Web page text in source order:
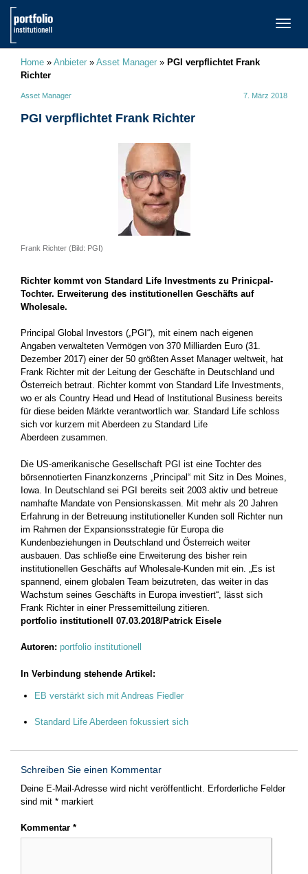
Home » Anbieter » Asset Manager » PGI verpflichtet Frank
Richter
Asset Manager 7. März 2018
PGI verpflichtet Frank Richter
Frank Richter (Bild: PGI)
Richter kommt von Standard Life Investments zu Prinicpal-
Tochter. Erweiterung des institutionellen Geschäfts auf
Wholesale.
Principal Global Investors („PGI“), mit einem nach eigenen
Angaben verwalteten Vermögen von 370 Milliarden Euro (31.
Dezember 2017) einer der 50 größten Asset Manager weltweit, hat
Frank Richter mit der Leitung der Geschäfte in Deutschland und
Österreich betraut. Richter kommt von Standard Life Investments,
wo er als Country Head und Head of Institutional Business bereits
für diese beiden Märkte verantwortlich war. Standard Life schloss
sich vor kurzem mit Aberdeen zu Standard Life
Aberdeen zusammen.
Die US-amerikanische Gesellschaft PGI ist eine Tochter des
börsennotierten Finanzkonzerns „Principal“ mit Sitz in Des Moines,
Iowa. In Deutschland sei PGI bereits seit 2003 aktiv und betreue
namhafte Mandate von Pensionskassen. Mit mehr als 20 Jahren
Erfahrung in der Betreuung institutioneller Kunden soll Richter nun
im Rahmen der Expansionsstrategie für Europa die
Kundenbeziehungen in Deutschland und Österreich weiter
ausbauen. Das schließe eine Erweiterung des bisher rein
institutionellen Geschäfts auf Wholesale-Kunden mit ein. „Es ist
spannend, einem globalen Team beizutreten, das weiter in das
Wachstum seines Geschäfts in Europa investiert“, lässt sich
Frank Richter in einer Pressemitteilung zitieren.
portfolio institutionell 07.03.2018/Patrick Eisele
Autoren: portfolio institutionell
In Verbindung stehende Artikel:
EB verstärkt sich mit Andreas Fiedler
Standard Life Aberdeen fokussiert sich
Schreiben Sie einen Kommentar
Deine E-Mail-Adresse wird nicht veröffentlicht. Erforderliche Felder
sind mit * markiert
Kommentar *